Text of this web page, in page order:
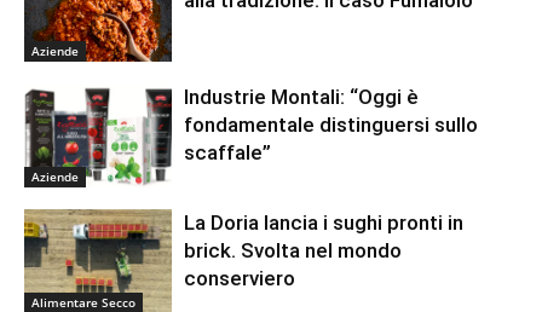
Aziende
Aziende
Industrie Montali: “Oggi è
fondamentale distinguersi sullo
scaffale”
Alimentare Secco
La Doria lancia i sughi pronti in
brick. Svolta nel mondo
conserviero